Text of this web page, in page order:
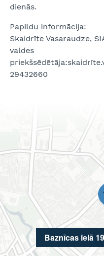
dienās.
Papildu informācija:
Skaidrīte Vasaraudze,
valdes
29432660
Baznīcas ielā